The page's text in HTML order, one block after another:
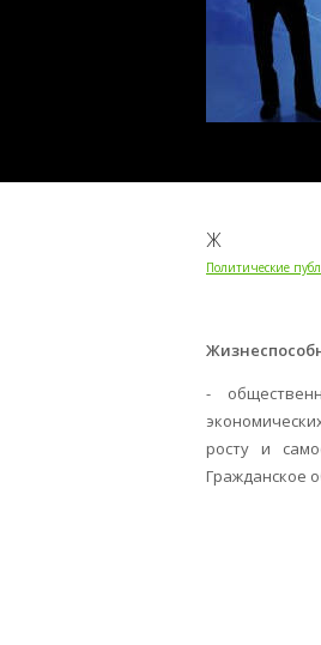
Ж
Политические
-
росту и
Гражданское